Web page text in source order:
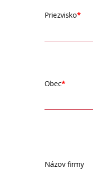
Priezvisko
Obec
Názov firmy